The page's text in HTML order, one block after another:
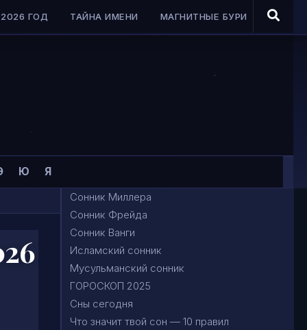
ГОД ТАЙНА ИМЕНИ МАГНИТНЫЕ БУРИ
Ю Я
Сонник Миллера
Сонник Фрейда
Сонник Ванги
Исламский сонник
Мусульманский сонник
ГОРОСКОП 2025
Сны сегодня
Что значит твой сон — 10 правил